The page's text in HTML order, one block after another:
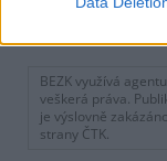
BEZK využívá
veškerá práva.
je výslovně
strany ČTK.